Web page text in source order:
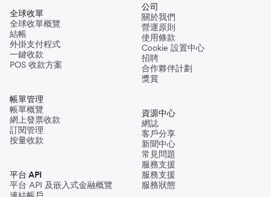
全球收單
全球收單概覽
結帳
外掛支付程式
一鍵收款
POS 收款方案
帳單管理
帳單概覽
網上發票收款
訂閱管理
按量收款
平台 API
平台 API 及嵌入式金融概覽
公司
關於我們
營運原則
使用條款
Cookie 設置中心
招聘
合作夥伴計劃
獎賞
資源中心
網誌
客戶分享
新聞中心
常見問題
服務支援
服務支援
服務狀態